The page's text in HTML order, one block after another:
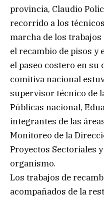
provincia, Claudio
recorrido a los
marcha de los
el recambio de pisos y
el paseo costero en su
comitiva nacional
supervisor técnico de
Públicas nacional,
integrantes de las
Monitoreo de la
Proyectos Sectoriales
organismo.
Los trabajos de
acompañados de la